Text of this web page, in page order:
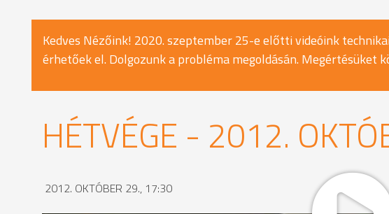
Kedves Nézőink! 2020. szeptember 25-e előtti videóink
érhetőek el. Dolgozunk a probléma megoldásán. Megértésüket
HÉTVÉGE - 2012.
2012. OKTÓBER 29., 17:30